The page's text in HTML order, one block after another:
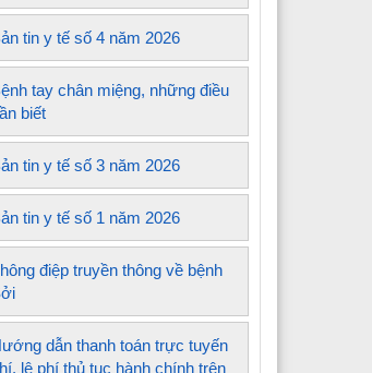
tin y tế số 4 năm 2026
tay chân miệng, những điều
biết
tin y tế số 3 năm 2026
tin y tế số 1 năm 2026
điệp truyền thông về bệnh
dẫn thanh toán trực tuyến
lệ phí thủ tục hành chính trên